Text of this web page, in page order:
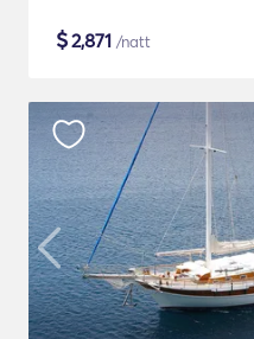
$2,871 /natt